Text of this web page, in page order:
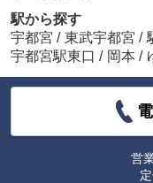
駅から探す
宇都宮 / 東武宇都宮 /
宇都宮駅東口 / 岡本 /
営